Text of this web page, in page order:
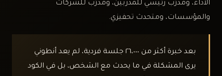
الأداء، ومدرّب رئيسي للمدربين، ومدرّب للشركات
والمؤسسات، ومتحدث تحفيزي.
بعد خبرة أكثر من ٢٦،٠٠٠ جلسة فردية، لم يعد أنطوني
يرى المشكلة في ما يحدث مع الشخص، بل في الكود